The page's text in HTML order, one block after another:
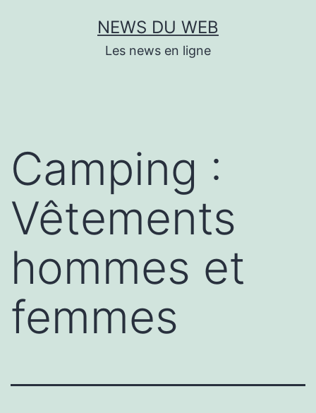
NEWS DU WEB
Les news en ligne
Camping :
Vêtements
hommes et
femmes